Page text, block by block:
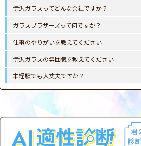
伊沢ガラスってどんな会社ですか？
ガラスブラザーズって何ですか？
仕事のやりがいを教えてください
伊沢ガラスの雰囲気を教えてください
未経験でも大丈夫ですか？